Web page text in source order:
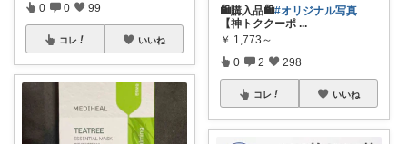
0 0 99
コレ いいね
🛍購入品🛍#オリジナル写真
【神トククーポ ...
￥ 1,773～
0 2 298
コレ いいね